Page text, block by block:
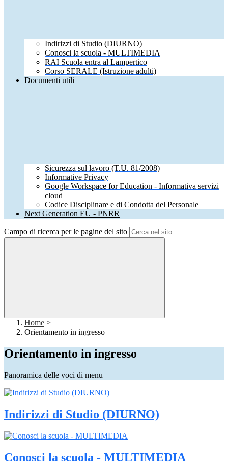
Indirizzi di Studio (DIURNO)
Conosci la scuola - MULTIMEDIA
RAI Scuola entra al Lampertico
Corso SERALE (Istruzione adulti)
Documenti utili
Sicurezza sul lavoro (T.U. 81/2008)
Informative Privacy
Google Workspace for Education - Informativa servizi
cloud
Codice Disciplinare e di Condotta del Personale
Next Generation EU - PNRR
Campo di ricerca per le pagine del sito
Home >
Orientamento in ingresso
Orientamento in ingresso
Panoramica delle voci di menu
Indirizzi di Studio (DIURNO)
Conosci la scuola - MULTIMEDIA